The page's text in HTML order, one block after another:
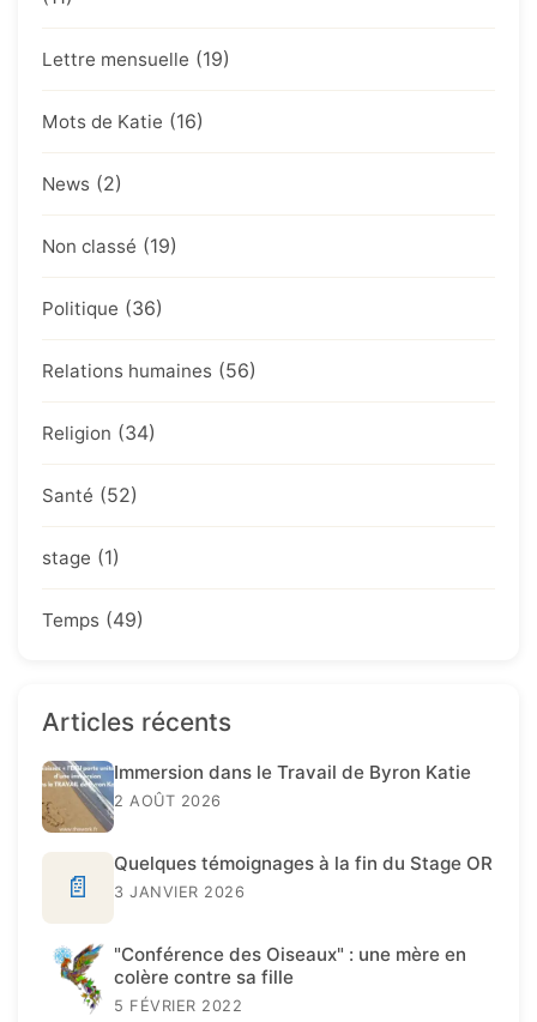
Lettre mensuelle (19)
Mots de Katie (16)
News (2)
Non classé (19)
Politique (36)
Relations humaines (56)
Religion (34)
Santé (52)
stage (1)
Temps (49)
Articles récents
Immersion dans le Travail de Byron Katie
2 AOÛT 2026
📄
Quelques témoignages à la fin du Stage OR
3 JANVIER 2026
"Conférence des Oiseaux" : une mère en
colère contre sa fille
5 FÉVRIER 2022